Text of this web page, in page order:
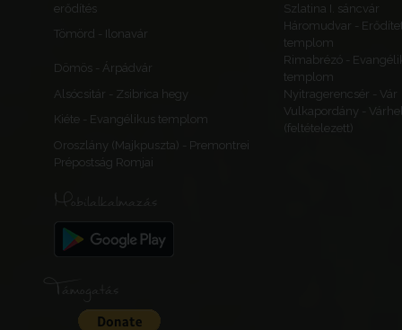
erődítés
Szlatina I. sáncvár
Tömörd - Ilonavár
Háromudvar -
templom
Dömös - Árpádvár
Rimabrézó -
templom
Alsócsitár - Zsibrica hegy
Nyitragerencsér - Vár
Kiéte - Evangélikus templom
Vulkapordány -
(feltételezett)
Oroszlány (Majkpuszta) - Premontrei
Prépostság Romjai
Mobilalkalmazás
Támogatás